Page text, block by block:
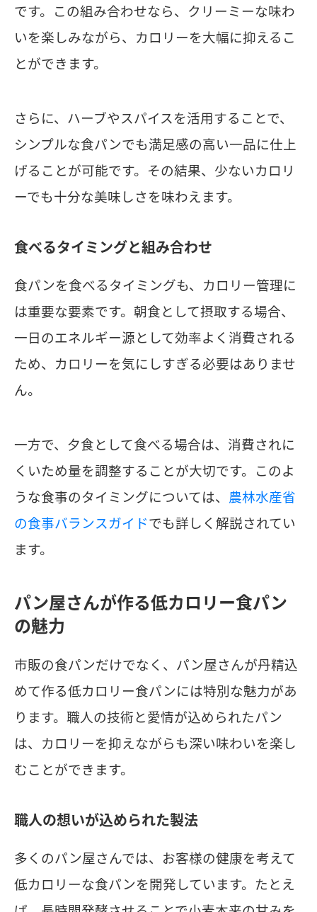
です。この組み合わせなら、クリーミーな味わ
いを楽しみながら、カロリーを大幅に抑えるこ
とができます。
さらに、ハーブやスパイスを活用することで、
シンプルな食パンでも満足感の高い一品に仕上
げることが可能です。その結果、少ないカロリ
ーでも十分な美味しさを味わえます。
食べるタイミングと組み合わせ
食パンを食べるタイミングも、カロリー管理に
は重要な要素です。朝食として摂取する場合、
一日のエネルギー源として効率よく消費される
ため、カロリーを気にしすぎる必要はありませ
ん。
一方で、夕食として食べる場合は、消費されに
くいため量を調整することが大切です。このよ
うな食事のタイミングについては、 農林水産省
の食事バランスガイドでも詳しく解説されてい
ます。
パン屋さんが作る低カロリー食パン
の魅力
市販の食パンだけでなく、パン屋さんが丹精込
めて作る低カロリー食パンには特別な魅力があ
ります。職人の技術と愛情が込められたパン
は、カロリーを抑えながらも深い味わいを楽し
むことができます。
職人の想いが込められた製法
多くのパン屋さんでは、お客様の健康を考えて
低カロリーな食パンを開発しています。たとえ